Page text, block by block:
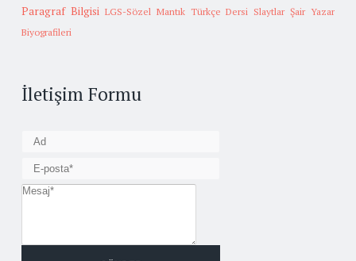
Paragraf Bilgisi LGS-Sözel Mantık Türkçe Dersi Slaytlar Şair Yazar
Biyografileri
İletişim Formu